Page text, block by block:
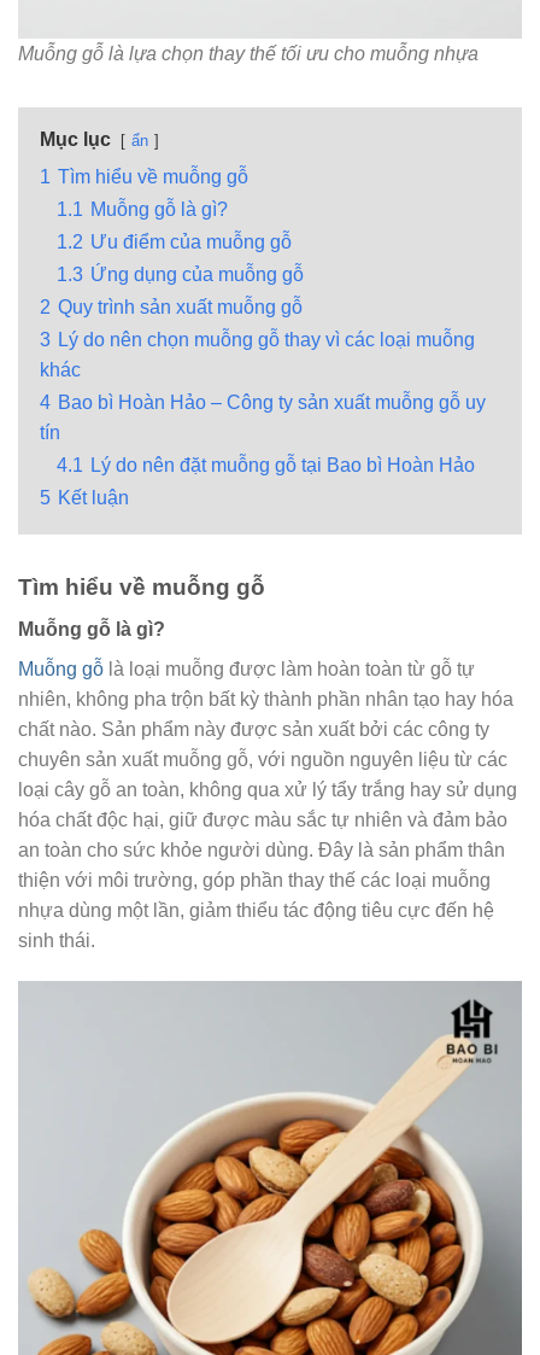
Muỗng gỗ là lựa chọn thay thế tối ưu cho muỗng nhựa
Mục lục ẩn
1 Tìm hiểu về muỗng gỗ
1.1 Muỗng gỗ là gì?
1.2 Ưu điểm của muỗng gỗ
1.3 Ứng dụng của muỗng gỗ
2 Quy trình sản xuất muỗng gỗ
3 Lý do nên chọn muỗng gỗ thay vì các loại muỗng
khác
4 Bao bì Hoàn Hảo – Công ty sản xuất muỗng gỗ uy
tín
4.1 Lý do nên đặt muỗng gỗ tại Bao bì Hoàn Hảo
5 Kết luận
Tìm hiểu về muỗng gỗ
Muỗng gỗ là gì?
Muỗng gỗ là loại muỗng được làm hoàn toàn từ gỗ tự
nhiên, không pha trộn bất kỳ thành phần nhân tạo hay hóa
chất nào. Sản phẩm này được sản xuất bởi các công ty
chuyên sản xuất muỗng gỗ, với nguồn nguyên liệu từ các
loại cây gỗ an toàn, không qua xử lý tẩy trắng hay sử dụng
hóa chất độc hại, giữ được màu sắc tự nhiên và đảm bảo
an toàn cho sức khỏe người dùng. Đây là sản phẩm thân
thiện với môi trường, góp phần thay thế các loại muỗng
nhựa dùng một lần, giảm thiểu tác động tiêu cực đến hệ
sinh thái.